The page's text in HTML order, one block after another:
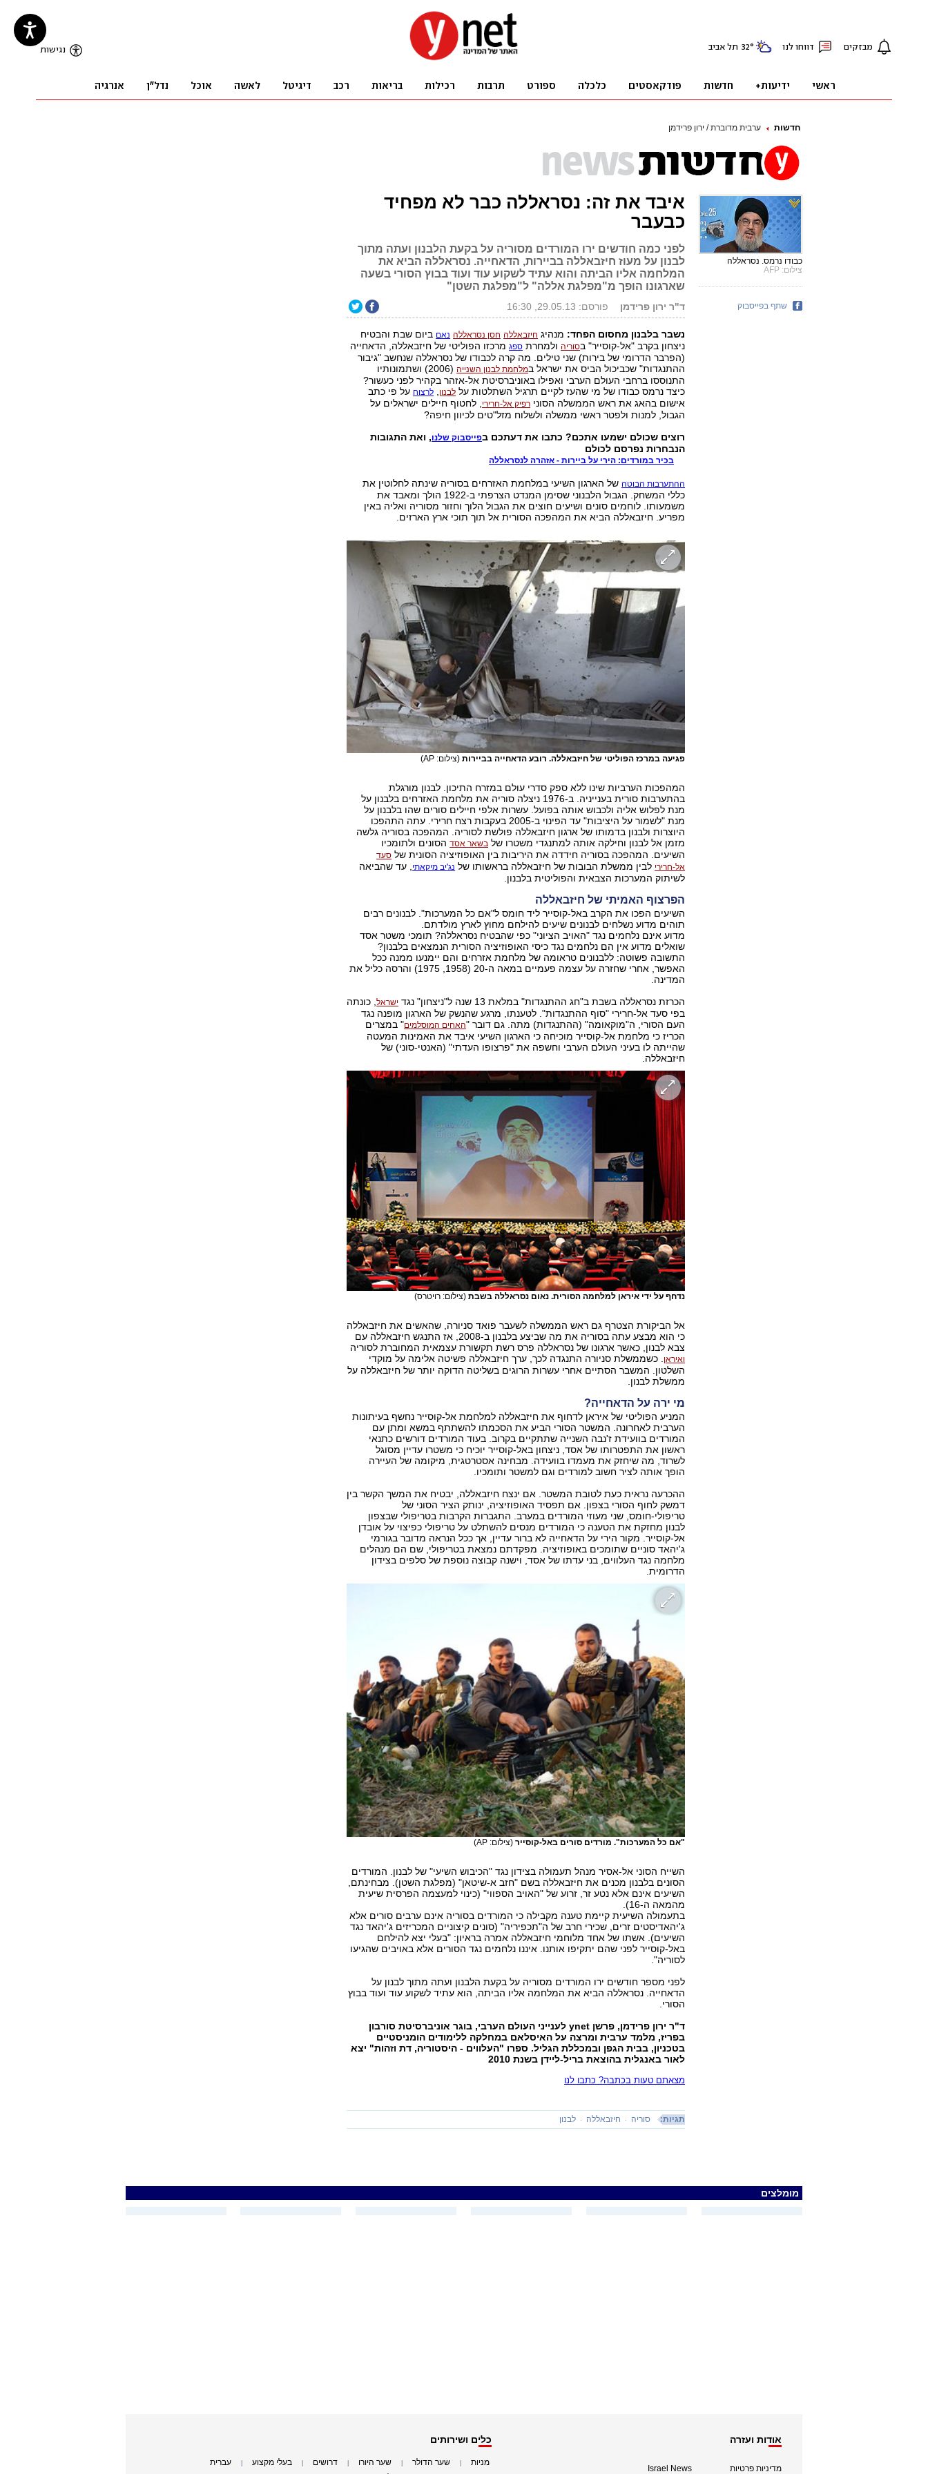
חדשות ערבית מדוברת / ירון פרידמן
איבד את זה: נסראללה כבר לא מפחיד
כבעבר
לפני כמה חודשים ירו המורדים מסוריה על בקעת הלבנון ועתה מתוך
לבנון על מעוז חיזבאללה בביירות, הדאחייה. נסראללה הביא את
המלחמה אליו הביתה והוא עתיד לשקוע עוד ועוד בבוץ הסורי בשעה
שארגונו הופך מ"מפלגת אללה" ל"מפלגת השטן"
ד"ר ירון פרידמן פורסם: 29.05.13, 16:30
נשבר בלבנון מחסום הפחד: מנהיג חיזבאללה חסן נסראללה נאם ביום שבת והבטיח
ניצחון בקרב "אל-קוסייר" בסוריהולמחרת ספגמרכזו הפוליטי של חיזבאללה, הדאחייה
(הפרבר הדרומי של בירות) שני טילים. מה קרה לכבודו של נסראללה שנחשב "גיבור
ההתנגדות" שכביכול הביס את ישראל במלחמת לבנון השנייה
(2006) ושתמונותיו
התנוססו ברחבי העולם הערבי ואפילו באוניברסיטת אל-אזהר בקהיר לפני כעשור?
כיצד נרמס כבודו של מי שהעז לקיים תרגיל השתלטות על לבנון, לרצוח על פי כתב
אישום בהאג את ראש הממשלה הסוני רפיק אל-חרירי, לחטוף חיילים ישראלים על
הגבול, למנות ולפטר ראשי ממשלה ולשלוח מזל"טים לכיוון חיפה?
רוצים שכולם ישמעו אתכם? כתבו את דעתכם בפייסבוק שלנו, ואת התגובות
הנבחרות נפרסם לכולם
בכיר במורדים: הירי על ביירות - אזהרה לנסראללה
ההתערבות הבוטהשל הארגון השיעי במלחמת האזרחים בסוריה שינתה לחלוטין את
כללי המשחק. הגבול הלבנוני שסימן המנדט הצרפתי ב-1922 הולך ומאבד את
משמעותו. לוחמים סונים ושיעים חוצים את הגבול הלוך וחזור מסוריה ואליה באין
מפריע. חיזבאללה הביא את המהפכה הסורית אל תוך תוכי ארץ הארזים.
פגיעה במרכז הפוליטי של חיזבאללה. רובע הדאחייה בביירות (צילום: AP)
המהפכות הערביות שינו ללא ספק סדרי עולם במזרח התיכון. לבנון מורגלת
בהתערבות סורית בענייניה. ב-1976 ניצלה סוריה את מלחמת האזרחים בלבנון על
מנת לפלוש אליה ולכבוש אותה בפועל. עשרות אלפי חיילים סורים שהו בלבנון על
מנת "לשמור על היציבות" עד הפינוי ב-2005 בעקבות רצח חרירי. עתה התהפכו
היוצרות ולבנון בדמותו של ארגון חיזבאללה פולשת לסוריה. המהפכה בסוריה גלשה
מזמן אל לבנון וחילקה אותה למתנגדי משטרו של בשאר אסדהסונים ולתומכיו
השיעים. המהפכה בסוריה חידדה את היריבות בין האופוזיציה הסונית של סעד
אל-חרירי לבין ממשלת הבובות של חיזבאללה בראשותו של נג'יב מיקאתי, עד שהביאה
לשיתוק המערכות הצבאית והפוליטית בלבנון.
הפרצוף האמיתי של חיזבאללה
השיעים הפכו את הקרב באל-קוסייר ליד חומס ל"אם כל המערכות". לבנונים רבים
תוהים מדוע נשלחים לבנונים שיעים להילחם מחוץ לארץ מולדתם.
מדוע אינם נלחמים נגד "האויב הציוני" כפי שהבטיח נסראללה? תומכי משטר אסד
שואלים מדוע אין הם נלחמים נגד כיסי האופוזיציה הסורית הנמצאים בלבנון?
התשובה פשוטה: ללבנונים טראומה של מלחמת אזרחים והם יימנעו ממנה ככל
האפשר, אחרי שחזרה על עצמה פעמיים במאה ה-20 (1958, 1975) והרסה כליל את
המדינה.
הכרזת נסראללה בשבת ב"חג ההתנגדות" במלאת 13 שנה ל"ניצחון" נגד
ישראל, כונתה
בפי סעד אל-חרירי "סוף ההתנגדות". לטענתו, מרגע שהנשק של הארגון מופנה נגד
העם הסורי, ה"מוקאומה" (ההתנגדות) מתה. גם דובר "האחים המוסלמים" במצרים
הכריז כי מלחמת אל-קוסייר מוכיחה כי הארגון השיעי איבד את האמינות המעטה
שהייתה לו בעיני העולם הערבי וחשפה את "פרצופו העדתי" (האנטי-סוני) של
חיזבאללה.
נדחף על ידי איראן למלחמה הסורית. נאום נסראללה בשבת (צילום: רויטרס)
אל הביקורת הצטרף גם ראש הממשלה לשעבר פואד סניורה, שהאשים את חיזבאללה
כי הוא מבצע עתה בסוריה את מה שביצע בלבנון ב-2008, אז התנגש חיזבאללה עם
צבא לבנון, כאשר ארגונו של נסראללה פרס רשת תקשורת עצמאית המחוברת לסוריה
ואיראן
. כשממשלת סניורה התנגדה לכך, ערך חיזבאללה פשיטה אלימה על מוקדי
השלטון. המשבר הסתיים אחרי עשרות הרוגים בשליטה הדוקה יותר של חיזבאללה על
ממשלת לבנון.
מי ירה על הדאחייה?
המניע הפוליטי של איראן לדחוף את חיזבאללה למלחמת אל-קוסייר נחשף בעיתונות
הערבית לאחרונה. המשטר הסורי הביע את הסכמתו להשתתף במשא ומתן עם
המורדים בוועידת ז'נבה השנייה שתתקיים בקרוב. בעוד המורדים דורשים כתנאי
ראשון את התפטרותו של אסד, ניצחון באל-קוסייר יוכיח כי משטרו עדיין מסוגל
לשרוד, מה שיחזק את מעמדו בוועידה. מבחינה אסטרטגית, מיקומה של העיירה
הופך אותה לציר חשוב למורדים וגם למשטר ותומכיו.
ההכרעה נראית כעת לטובת המשטר. אם ינצח חיזבאללה, יבטיח את המשך הקשר בין
דמשק לחוף הסורי בצפון. אם תפסיד האופוזיציה, ינותק הציר הסוני של
טריפולי-חומס, שני מעוזי המורדים במערב. התגברות הקרבות בטריפולי שבצפון
לבנון מחזקת את הטענה כי המורדים מנסים להשתלט על טריפולי כפיצוי על אובדן
אל-קוסייר. מקור הירי על הדאחייה לא ברור עדיין, אך ככל הנראה מדובר בגורמי
ג'יהאד סוניים שתומכים באופוזיציה. מפקדתם נמצאת בטריפולי, שם הם מנהלים
מלחמה נגד העלווים, בני עדתו של אסד, וישנה קבוצה נוספת של סלפים בצידון
הדרומית.
"אם כל המערכות". מורדים סורים באל-קוסייר (צילום: AP)
השייח הסוני אל-אסיר מנהל תעמולה בצידון נגד "הכיבוש השיעי" של לבנון. המורדים
הסונים בלבנון מכנים את חיזבאללה בשם "חזב א-שיטאן" (מפלגת השטן). מבחינתם,
השיעים אינם אלא נטע זר, זרוע של "האויב הספווי" (כינוי למעצמה הפרסית שיעית
מהמאה ה-16).
בתעמולה השיעית קיימת טענה מקבילה כי המורדים בסוריה אינם ערבים סורים אלא
ג'יהאדיסטים זרים, שכירי חרב של ה"תכפיריה" (סונים קיצוניים המכריזים ג'יהאד נגד
השיעים). אשתו של אחד מלוחמי חיזבאללה אמרה בראיון: "בעלי יצא להילחם
באל-קוסייר לפני שהם יתקיפו אותנו. איננו נלחמים נגד הסורים אלא באויבים שהגיעו
לסוריה".
לפני מספר חודשים ירו המורדים מסוריה על בקעת הלבנון ועתה מתוך לבנון על
הדאחייה. נסראללה הביא את המלחמה אליו הביתה, הוא עתיד לשקוע עוד ועוד בבוץ
הסורי.
ד"ר ירון פרידמן, פרשן ynet לענייני העולם הערבי, בוגר אוניברסיטת סורבון
בפריז, מלמד ערבית ומרצה על האיסלאם במחלקה ללימודים הומניסטיים
בטכניון, בבית הגפן ובמכללת הגליל. ספרו "העלווים - היסטוריה, דת וזהות" יצא
לאור באנגלית בהוצאת בריל-ליידן בשנת 2010
מצאתם טעות בכתבה? כתבו לנו
תגיות: סוריה חיזבאללה לבנון
כבודו נרמס. נסראללה
צילום: AFP
שתף בפייסבוק
מומלצים
אודות ועזרה
מדיניות פרטיות Israel News
כלים ושירותים
מניות שער הדולר שער היורו דרושים בעלי מקצוע
עברית